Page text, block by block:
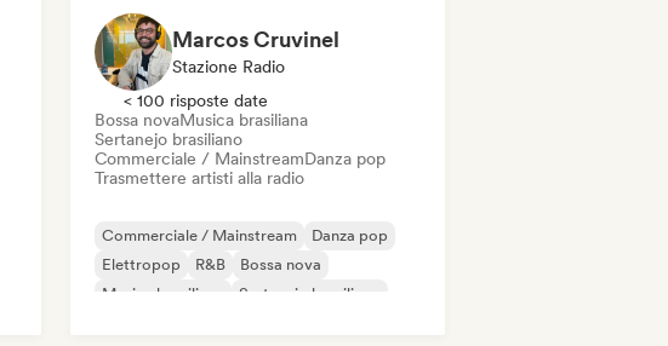
Marcos Cruvinel
Stazione Radio
< 100 risposte date
Bossa novaMusica brasiliana
Sertanejo brasiliano
Commerciale / MainstreamDanza pop
Trasmettere artisti alla radio
Commerciale / Mainstream
Danza pop
Elettropop
R&B
Bossa nova
Musica brasiliana
Sertanejo brasiliano